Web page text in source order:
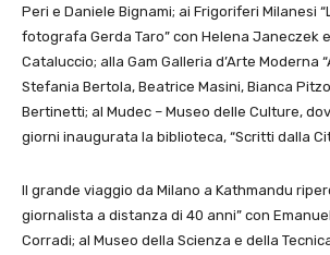
Peri e Daniele Bignami; ai Frigoriferi Milanesi
fotografa Gerda Taro” con Helena Janeczek
Cataluccio; alla Gam Galleria d’Arte Moderna
Stefania Bertola, Beatrice Masini, Bianca
Bertinetti; al Mudec – Museo delle Culture,
giorni inaugurata la biblioteca, “Scritti dalla
Il grande viaggio da Milano a Kathmandu
giornalista a distanza di 40 anni” con
Corradi; al Museo della Scienza e della